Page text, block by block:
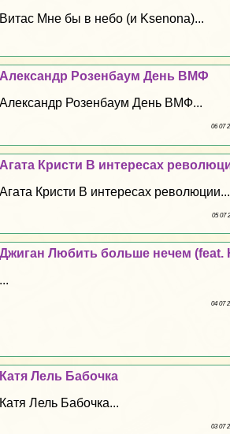
Витас Мне бы в небо (и Ksenona)...
Александр Розенбаум День ВМФ
Александр Розенбаум День ВМФ...
06 07
Агата Кристи В интересах
Агата Кристи В интересах революции...
05 07
Джиган Любить больше нечем
...
04 07
Катя Лель Бабочка
Катя Лель Бабочка...
03 07